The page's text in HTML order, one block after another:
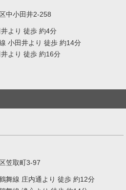
中小田井2-258
より 徒歩 約4分
小田井より 徒歩 約14分
より 徒歩 約16分
笠取町3-97
舞線 庄内通より 徒歩 約12分